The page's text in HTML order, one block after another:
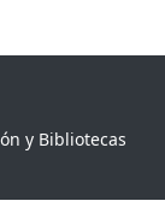
y Bibliotecas